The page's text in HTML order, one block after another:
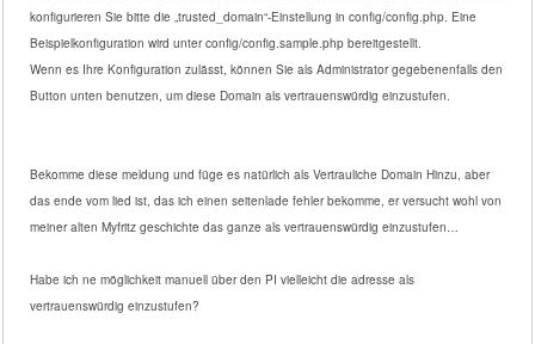
konfigurieren Sie bitte die „trusted_domain“-Einstellung in config/config.php. Eine
Beispielkonfiguration wird unter config/config.sample.php bereitgestellt.
Wenn es Ihre Konfiguration zulässt, können Sie als Administrator gegebenenfalls den
Button unten benutzen, um diese Domain als vertrauenswürdig einzustufen.
Bekomme diese meldung und füge es natürlich als Vertrauliche Domain Hinzu, aber
das ende vom lied ist, das ich einen seitenlade fehler bekomme, er versucht wohl von
meiner alten Myfritz geschichte das ganze als vertrauenswürdig einzustufen…
Habe ich ne möglichkeit manuell über den PI vielleicht die adresse als
vertrauenswürdig einzustufen?